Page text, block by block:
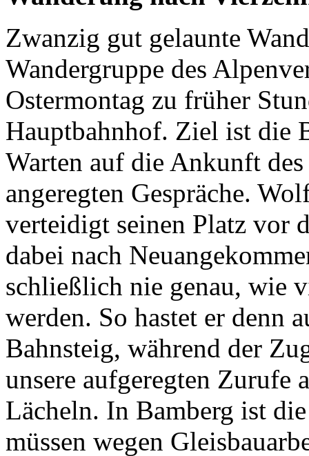
Zwanzig gut gelaunte
Wandergruppe des
Ostermontag zu früher
Hauptbahnhof. Ziel ist die
Warten auf die Ankunft
angeregten Gespräche.
verteidigt seinen Platz vor
dabei nach
schließlich nie genau, wie
werden. So hastet er denn
Bahnsteig, während der
unsere aufgeregten Zurufe
Lächeln. In Bamberg ist
müssen wegen